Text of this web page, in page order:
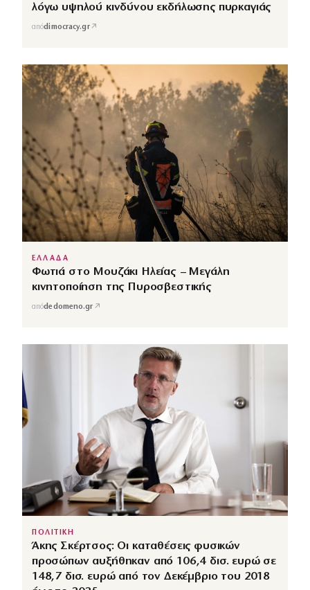
λόγω υψηλού κινδύνου εκδήλωσης πυρκαγιάς
απόdimocracy.gr↗
ΕΛΛΑΔΑ
Φωτιά στο Μουζάκι Ηλείας – Μεγάλη
κινητοποίηση της Πυροσβεστικής
απόdedomeno.gr ↗
ΠΟΛΙΤΙΚΗ
Άκης Σκέρτσος: Οι καταθέσεις φυσικών
προσώπων αυξήθηκαν από 106,4 δισ. ευρώ σε
148,7 δισ. ευρώ από τον Δεκέμβριο του 2018